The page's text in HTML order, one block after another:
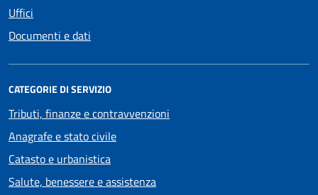
Uffici
Documenti e dati
CATEGORIE DI SERVIZIO
Tributi, finanze e contravvenzioni
Anagrafe e stato civile
Catasto e urbanistica
Salute, benessere e assistenza